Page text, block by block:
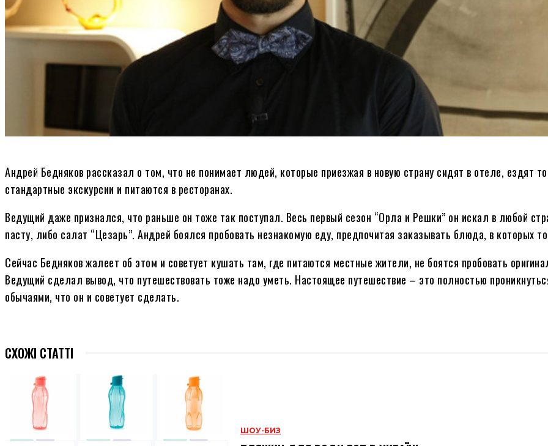
Андрей Бедняков рассказал о том, что не понимает людей, которые приезжая в новую страну сидят в отеле, ездят
стандартные экскурсии и питаются в ресторанах.
Ведущий даже признался, что раньше он тоже так поступал. Весь первый сезон “Орла и Решки” он искал в любой
пасту, либо салат “Цезарь”. Андрей боялся пробовать незнакомую еду, предпочитая заказывать блюда, в которых
Сейчас Бедняков жалеет об этом и советует кушать там, где питаются местные жители, не боятся пробовать
Ведущий сделал вывод, что путешествовать тоже надо уметь. Настоящее путешествие – это полностью
обычаями, что он и советует сделать.
СХОЖІ СТАТТІ
ШОУ-БИЗ